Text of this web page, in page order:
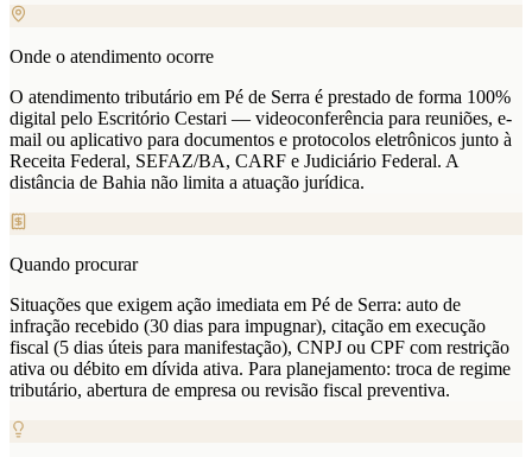
Onde o atendimento ocorre
O atendimento tributário em Pé de Serra é prestado de forma 100%
digital pelo Escritório Cestari — videoconferência para reuniões, e-
mail ou aplicativo para documentos e protocolos eletrônicos junto à
Receita Federal, SEFAZ/BA, CARF e Judiciário Federal. A
distância de Bahia não limita a atuação jurídica.
Quando procurar
Situações que exigem ação imediata em Pé de Serra: auto de
infração recebido (30 dias para impugnar), citação em execução
fiscal (5 dias úteis para manifestação), CNPJ ou CPF com restrição
ativa ou débito em dívida ativa. Para planejamento: troca de regime
tributário, abertura de empresa ou revisão fiscal preventiva.